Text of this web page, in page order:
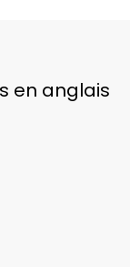
en anglais